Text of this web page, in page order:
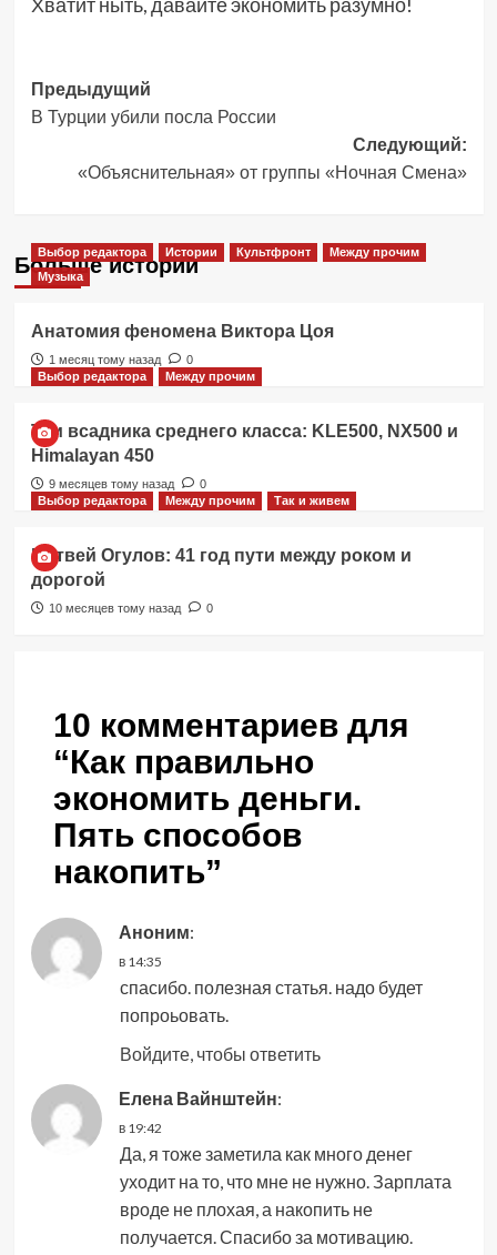
Навигация
записи
Предыдущий
В Турции убили посла России
Следующий:
«Объяснительная» от группы «Ночная Смена»
Больше историй
Выбор редактора Истории Культфронт
Между прочим
Музыка
Анатомия феномена Виктора Цоя
1 месяц тому назад
0
Выбор редактора
Между прочим
Три всадника среднего класса: KLE500, NX500 и
Himalayan 450
9 месяцев тому назад
0
Выбор редактора
Между прочим Так и живем
Матвей Огулов: 41 год пути между роком и
дорогой
10 месяцев тому назад 0
10 комментариев для
“Как правильно
экономить деньги.
Пять способов
накопить”
Аноним:
в 14:35
спасибо. полезная статья. надо будет
попроьовать.
Войдите, чтобы ответить
Елена Вайнштейн:
в 19:42
Да, я тоже заметила как много денег
уходит на то, что мне не нужно. Зарплата
вроде не плохая, а накопить не
получается. Спасибо за мотивацию.